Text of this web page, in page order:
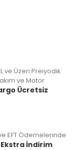
ve Üzeri Preiyodik
ve Motor
Ücretsiz
EFT Ödemelerinde
Ekstra İndirim